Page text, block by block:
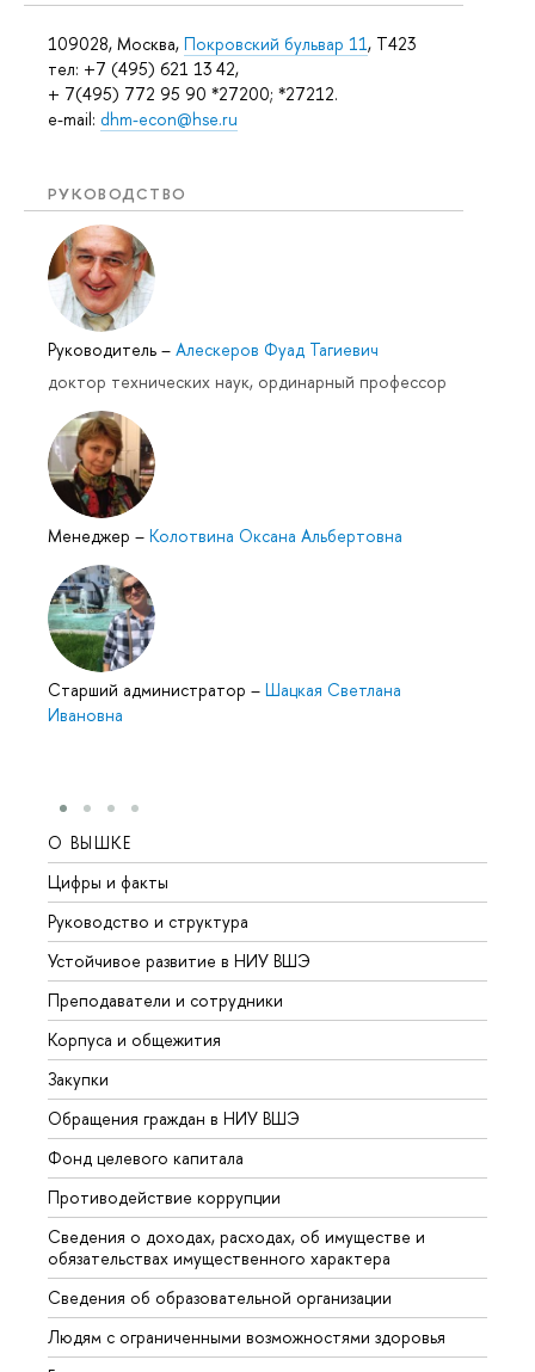
109028, Москва, Покровский бульвар 11, T423
тел: +7 (495) 621 13 42,
+ 7(495) 772 95 90 *27200; *27212.
e-mail: dhm-econ@hse.ru
РУКОВОДСТВО
Руководитель – Алескеров Фуад Тагиевич
доктор технических наук, ординарный профессор
Менеджер – Колотвина Оксана Альбертовна
Cтарший администратор – Шацкая Светлана
Ивановна
О ВЫШКЕ
Цифры и факты
Руководство и структура
Устойчивое развитие в НИУ ВШЭ
Преподаватели и сотрудники
Корпуса и общежития
Закупки
Обращения граждан в НИУ ВШЭ
Фонд целевого капитала
Противодействие коррупции
Сведения о доходах, расходах, об имуществе и
обязательствах имущественного характера
Сведения об образовательной организации
Людям с ограниченными возможностями здоровья